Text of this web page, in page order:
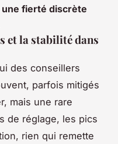
fierté discrète
et la stabilité dans
des conseillers
parfois mitigés
mais une rare
de réglage, les pics
rien qui remette